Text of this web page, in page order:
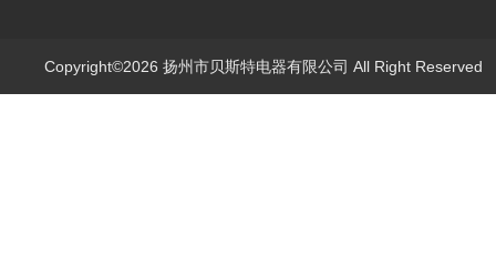
Copyright©2026 扬州市贝斯特电器有限公司 All Right